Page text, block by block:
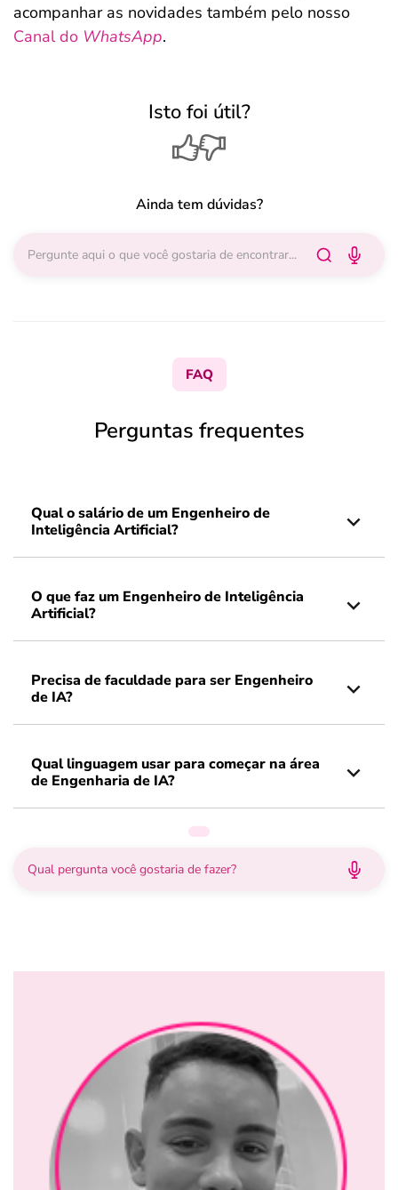
acompanhar as novidades também pelo nosso
Canal do WhatsApp.
Isto foi útil?
Ainda tem dúvidas?
FAQ
Perguntas frequentes
Qual o salário de um Engenheiro de
Inteligência Artificial?
O que faz um Engenheiro de Inteligência
Artificial?
Precisa de faculdade para ser Engenheiro
de IA?
Qual linguagem usar para começar na área
de Engenharia de IA?